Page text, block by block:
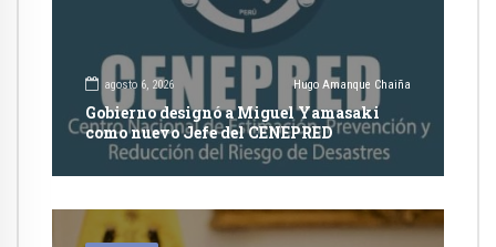
agosto 6, 2026 Hugo Amanque Chaiña
Gobierno designó a Miguel Yamasaki
como nuevo Jefe del CENEPRED